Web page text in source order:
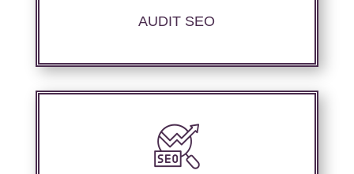
AUDIT SEO
Nous proposons des services d’optimisation
technique de site internet et d’ajustement de